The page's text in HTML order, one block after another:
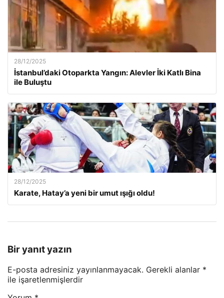
28/12/2025
İstanbul’daki Otoparkta Yangın: Alevler İki Katlı Bina
ile Buluştu
28/12/2025
Karate, Hatay’a yeni bir umut ışığı oldu!
Bir yanıt yazın
E-posta adresiniz yayınlanmayacak. Gerekli alanlar *
ile işaretlenmişlerdir